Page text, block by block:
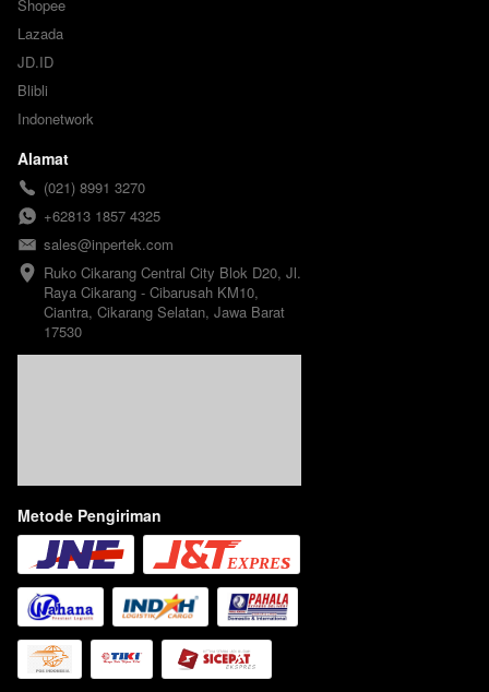
Shopee
Lazada
JD.ID
Blibli
Indonetwork
Alamat
(021) 8991 3270
+62813 1857 4325
sales@inpertek.com
Ruko Cikarang Central City Blok D20, Jl.
Raya Cikarang - Cibarusah KM10,
Ciantra, Cikarang Selatan, Jawa Barat
17530
Metode Pengiriman